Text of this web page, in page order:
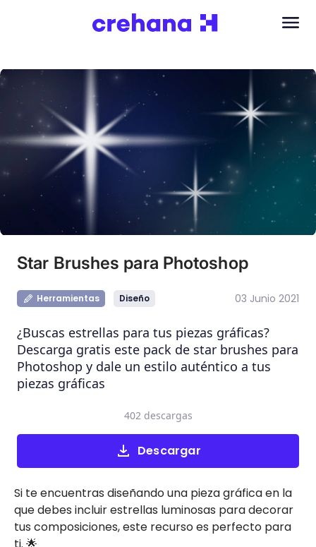
Star Brushes para Photoshop
Herramientas Diseño 03 Junio 2021
¿Buscas estrellas para tus piezas gráficas?
Descarga gratis este pack de star brushes para
Photoshop y dale un estilo auténtico a tus
piezas gráficas
Descargar
402 descargas
Si te encuentras diseñando una pieza gráfica en la
que debes incluir estrellas luminosas para decorar
tus composiciones, este recurso es perfecto para